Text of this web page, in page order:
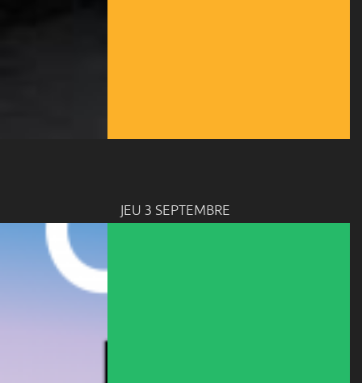
JEU 3 SEPTEMBRE